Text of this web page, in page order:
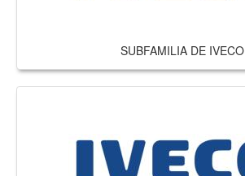
SUBFAMILIA DE IVECO